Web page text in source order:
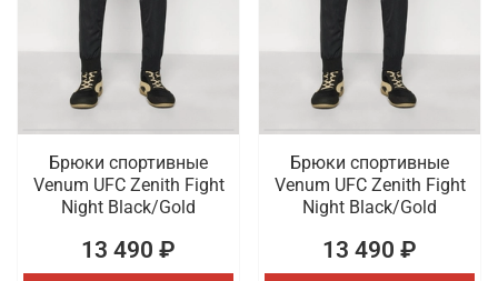
Брюки спортивные
Venum UFC Zenith Fight
Night Black/Gold
13 490 ₽
Брюки спортивные
Venum UFC Zenith Fight
Night Black/Gold
13 490 ₽